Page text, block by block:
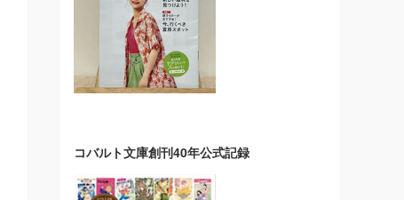
コバルト文庫創刊40年公式記録